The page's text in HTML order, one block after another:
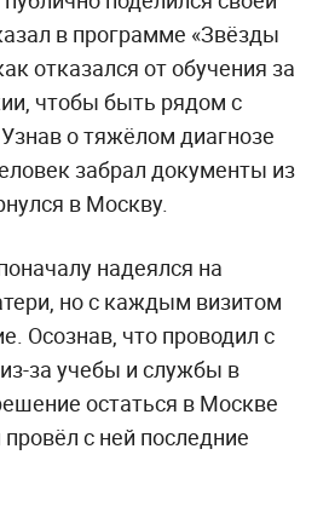
в программе «Звёзды
отказался от обучения за
чтобы быть рядом с
о тяжёлом диагнозе
забрал документы из
в Москву.
надеялся на
но с каждым визитом
Осознав, что проводил с
за учебы и службы в
остаться в Москве
с ней последние